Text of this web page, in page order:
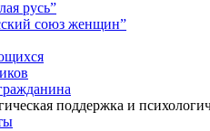
русь”
союз женщин”
поддержка и